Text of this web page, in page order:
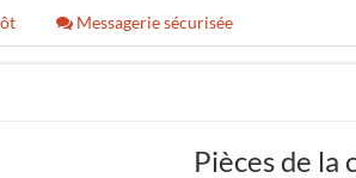
Messagerie sécurisée
Pièces de la